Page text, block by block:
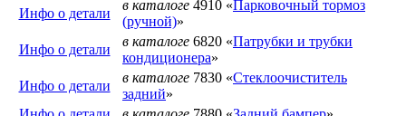
Инфо о детали
в каталоге 4910 «Парковочный тормоз
(ручной)»
Инфо о детали
в каталоге 6820 «Патрубки и трубки
кондиционера»
Инфо о детали
в каталоге 7830 «Стеклоочиститель
задний»